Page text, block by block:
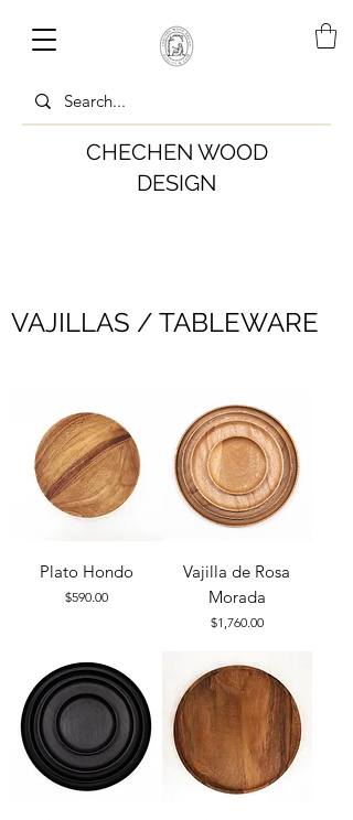
CHECHEN WOOD
DESIGN
VAJILLAS / TABLEWARE
Plato Hondo
Precio
$590.00
Vajilla de Rosa
Morada
Precio
$1,760.00